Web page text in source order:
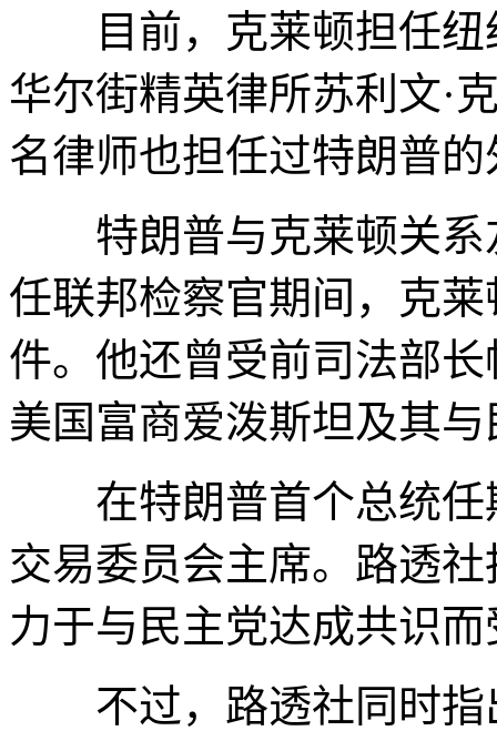
目前，克莱顿担任纽
华尔街精英律所苏利文·
名律师也担任过特朗普
特朗普与克莱顿关系
任联邦检察官期间，克
件。他还曾受前司法部
美国富商爱泼斯坦及其
在特朗普首个总统任
交易委员会主席。路透
力于与民主党达成共识
不过，路透社同时指